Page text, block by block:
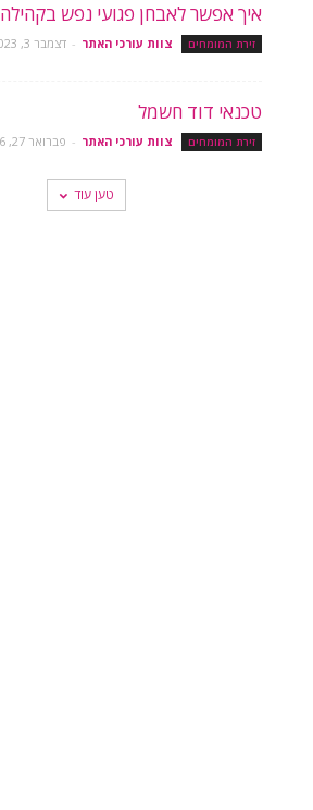
איך אפשר לאבחן פגועי נפש בקהילה
זירת המומחים צוות עורכי האתר - דצמבר 3, 2023
טכנאי דוד חשמל
זירת המומחים צוות עורכי האתר - פברואר 27, 2026
טען עוד